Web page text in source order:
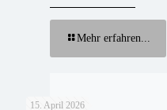
Mehr erfahren...
15. April 2026